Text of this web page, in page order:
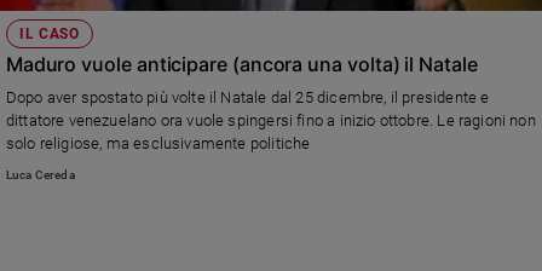
IL CASO
Maduro vuole anticipare (ancora una volta) il Natale
Dopo aver spostato più volte il Natale dal 25 dicembre, il presidente e
dittatore venezuelano ora vuole spingersi fino a inizio ottobre. Le ragioni non
solo religiose, ma esclusivamente politiche
Luca Cereda